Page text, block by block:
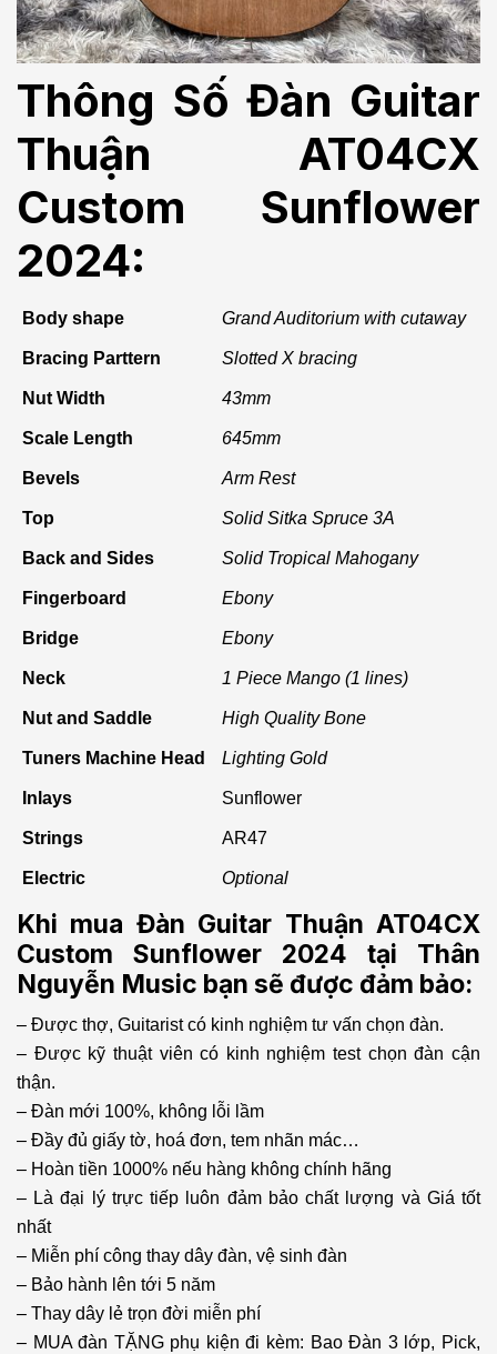
Thông Số Đàn Guitar
Thuận AT04CX
Custom Sunflower
2024:
Body shape Grand Auditorium with cutaway
Bracing Parttern Slotted X bracing
Nut Width 43mm
Scale Length 645mm
Bevels Arm Rest
Top Solid Sitka Spruce 3A
Back and Sides Solid Tropical Mahogany
Fingerboard Ebony
Bridge Ebony
Neck 1 Piece Mango (1 lines)
Nut and Saddle High Quality Bone
Tuners Machine Head Lighting Gold
Inlays Sunflower
Strings AR47
Electric Optional
Khi mua Đàn Guitar Thuận AT04CX
Custom Sunflower 2024 tại Thân
Nguyễn Music bạn sẽ được đảm bảo:
– Được thợ, Guitarist có kinh nghiệm tư vấn chọn đàn.
– Được kỹ thuật viên có kinh nghiệm test chọn đàn cận
thận.
– Đàn mới 100%, không lỗi lầm
– Đầy đủ giấy tờ, hoá đơn, tem nhãn mác…
– Hoàn tiền 1000% nếu hàng không chính hãng
– Là đại lý trực tiếp luôn đảm bảo chất lượng và Giá tốt
nhất
– Miễn phí công thay dây đàn, vệ sinh đàn
– Bảo hành lên tới 5 năm
– Thay dây lẻ trọn đời miễn phí
– MUA đàn TẶNG phụ kiện đi kèm: Bao Đàn 3 lớp, Pick,